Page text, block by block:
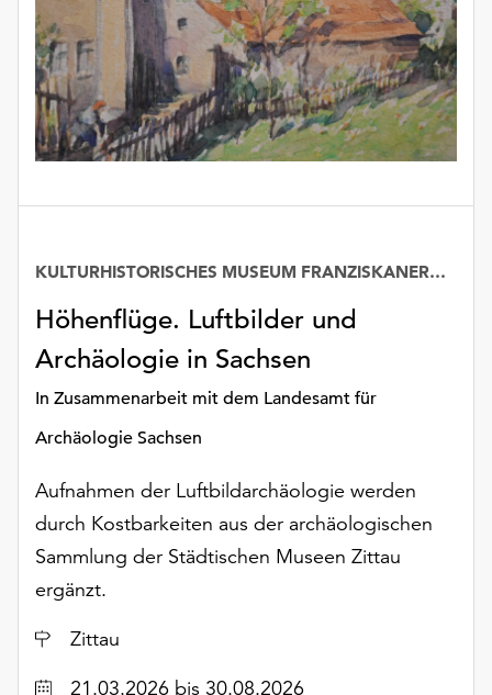
Höhenflüge. Luftbilder und
Archäologie in Sachsen
In Zusammenarbeit mit dem Landesamt für
Archäologie Sachsen
KULTURHISTORISCHES MUSEUM FRANZISKANERKLOSTER
Aufnahmen der Luftbildarchäologie werden
durch Kostbarkeiten aus der archäologischen
Sammlung der Städtischen Museen Zittau
ergänzt.
Ort
Zittau
Datum21.03.2026 bis 30.08.2026